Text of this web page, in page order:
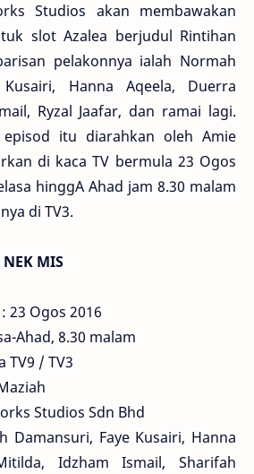
Studios akan membawakan
slot Azalea berjudul Rintihan
pelakonnya ialah Normah
Hanna Aqeela, Duerra
Ryzal Jaafar, dan ramai lagi.
itu diarahkan oleh Amie
di kaca TV bermula 23 Ogos
hinggA Ahad jam 8.30 malam
di TV3.
MIS
: 23 Ogos 2016
Ahad, 8.30 malam
TV9 / TV3
Studios Sdn Bhd
Damansuri, Faye Kusairi, Hanna
Idzham Ismail, Sharifah